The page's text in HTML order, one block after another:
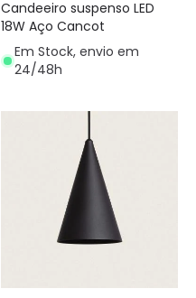
Candeeiro suspenso LED
18W Aço Cancot
Em Stock, envio em
24/48h